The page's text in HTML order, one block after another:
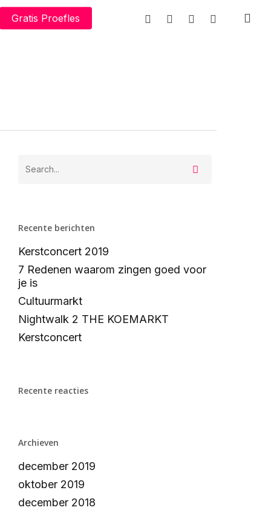
Gratis Proefles facebookwhatsapp
phone email
Recente berichten
Kerstconcert 2019
7 Redenen waarom zingen goed voor
je is
Cultuurmarkt
Nightwalk 2 THE KOEMARKT
Kerstconcert
Recente reacties
Archieven
december 2019
oktober 2019
december 2018